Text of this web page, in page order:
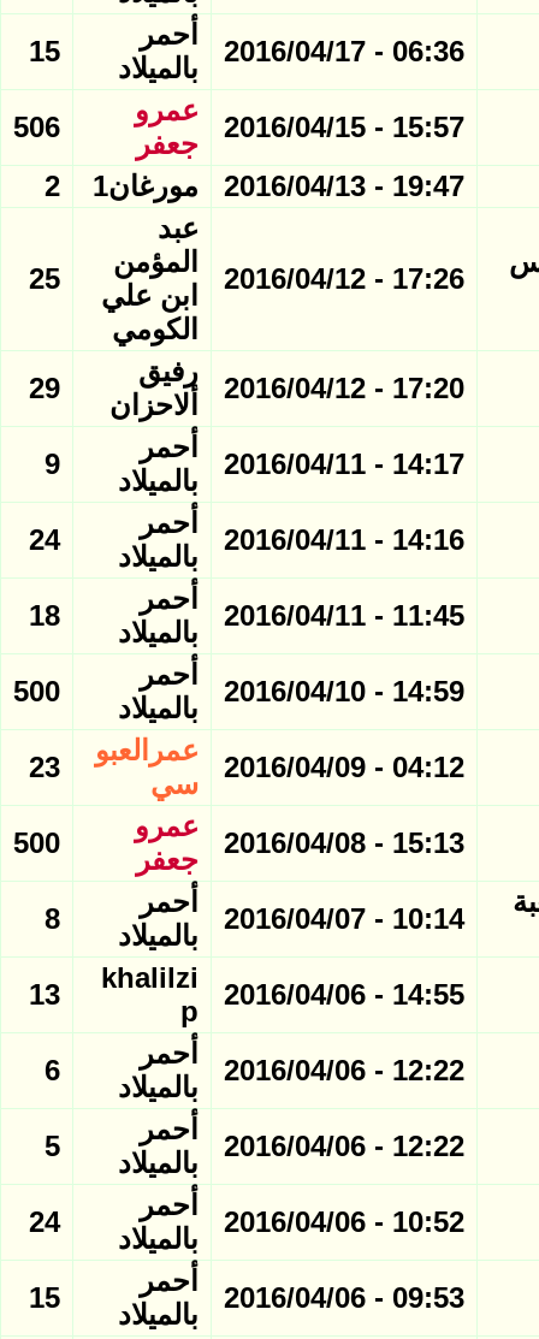
06:36 - 2016/04/17
أحمر
بالميلاد
15
15:57 - 2016/04/15
عمرو
جعفر
506
19:47 - 2016/04/13
مورغان1 2
17:26 - 2016/04/12
عبد
المؤمن
ابن علي
الكومي
25
17:20 - 2016/04/12
رفيق
ألاحزان
29
14:17 - 2016/04/11
أحمر
بالميلاد
9
14:16 - 2016/04/11
أحمر
بالميلاد
24
11:45 - 2016/04/11
أحمر
بالميلاد
18
14:59 - 2016/04/10
أحمر
بالميلاد
500
04:12 - 2016/04/09
عمرالعبو
سي
23
15:13 - 2016/04/08
عمرو
جعفر
500
10:14 - 2016/04/07
أحمر
بالميلاد
8
14:55 - 2016/04/06
khalilzi
p
13
12:22 - 2016/04/06
أحمر
بالميلاد
6
12:22 - 2016/04/06
أحمر
بالميلاد
5
10:52 - 2016/04/06
أحمر
بالميلاد
24
09:53 - 2016/04/06
أحمر
بالميلاد
15